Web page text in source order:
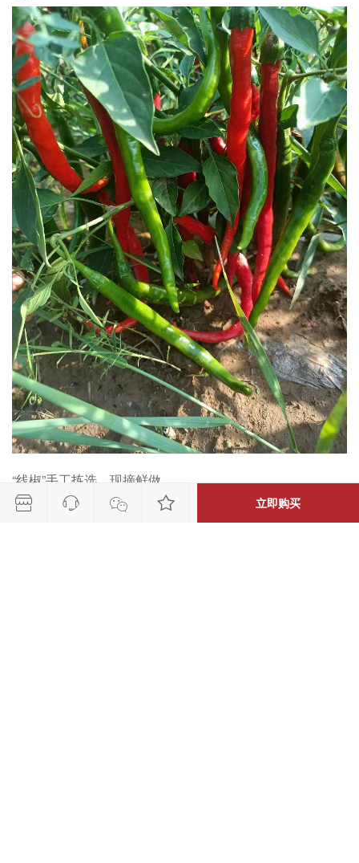
“线椒”手工拣选，现摘鲜做。
传统工艺，最大限度地保留了食材原本的营养价值和口感。
    立即购买